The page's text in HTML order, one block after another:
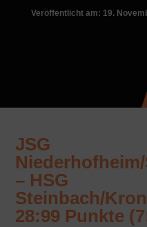
Veröffentlicht am: 19.
JSG
– HSG
Steinbach/
28:99 Punkte